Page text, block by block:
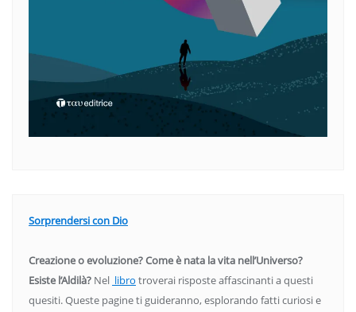
Sorprendersi con Dio
Creazione o evoluzione? Come è nata la vita nell’Universo?
Esiste l’Aldilà? Nel libro troverai risposte affascinanti a questi
quesiti. Queste pagine ti guideranno, esplorando fatti curiosi e